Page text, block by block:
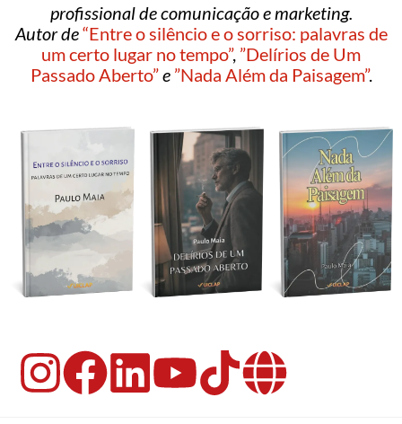
profissional de comunicação e marketing.
Autor de“Entre o silêncio e o sorriso: palavras de
um certo lugar no tempo”, ”Delírios de Um
Passado Aberto”e ”Nada Além da Paisagem”.